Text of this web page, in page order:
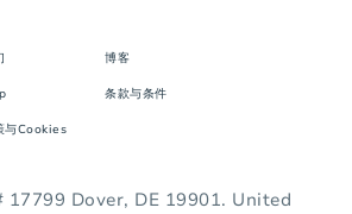
博客
条款与条件
与Cookies
17799 Dover, DE 19901. United